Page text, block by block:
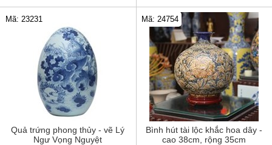
Quả trứng phong thủy - vẽ Lý
Ngư Vọng Nguyệt
Mã: 23231
Bình hút tài lộc khắc hoa dây -
cao 38cm, rộng 35cm
Mã: 24754